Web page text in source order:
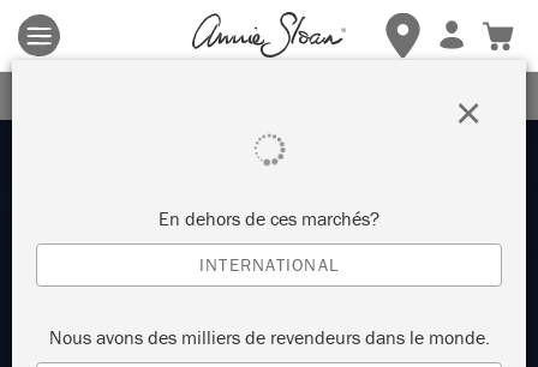
Les conditions générales s'appliquent. Cliquez ici
détails.
En dehors de ces marchés?
INTERNATIONAL
Nous avons des milliers de revendeurs dans le monde.
×